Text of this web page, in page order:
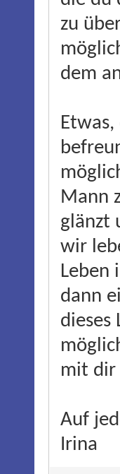
zu
dem
Mann
glänzt
wir
Leben
dann
dieses
mit dir
Auf
Irina